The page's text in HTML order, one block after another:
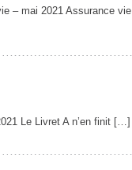
– mai 2021 Assurance
Le Livret A n’en finit […]